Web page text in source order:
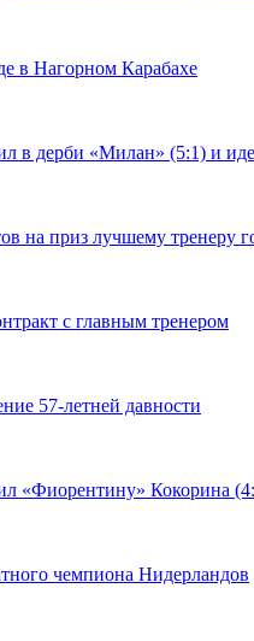
в Нагорном Карабахе
в дерби «Милан» (5:1) и
на приз лучшему тренеру
с главным тренером
57-летней давности
«Фиорентину» Кокорина
чемпиона Нидерландов